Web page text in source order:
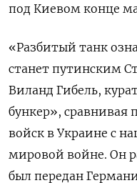
под Киевом конце
«Разбитый танк
станет путинским
Виланд Гибель,
бункер», сравнивая
войск в Украине с
мировой войне. Он
был передан